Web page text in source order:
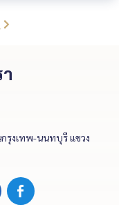
รุงเทพ-นนทบุรี แขวง